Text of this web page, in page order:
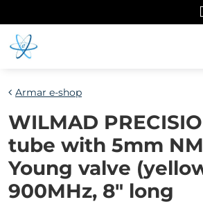
Armar e-shop
WILMAD
tube with 5mm
Young valve
900MHz, 8" long